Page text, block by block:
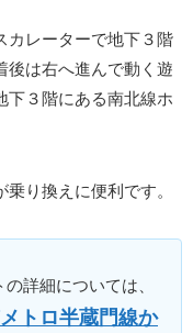
カレーターで地下３階
後は右へ進んで動く遊
下３階にある南北線ホ
り換えに便利です。
詳細については、
トロ半蔵門線か